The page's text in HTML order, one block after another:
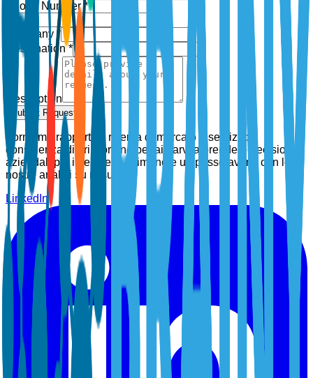
Phone Number *
Company *
Designation *
Description
Submit Request
Forniamo rapporti di ricerca di mercato e servizi di
consulenza di prim'ordine per aiutarvi a prendere decisioni
aziendali più intelligenti. Rimanete un passo avanti con le
nostre analisi su misura.
LinkedIn